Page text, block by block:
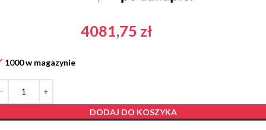
4081,75 zł
1000 w magazynie
DODAJ DO KOSZYKA